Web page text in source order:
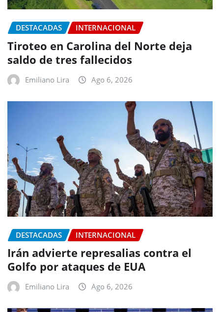
DESTACADAS INTERNACIONAL
Tiroteo en Carolina del Norte deja
saldo de tres fallecidos
Emiliano Lira Ago 6, 2026
DESTACADAS INTERNACIONAL
Irán advierte represalias contra el
Golfo por ataques de EUA
Emiliano Lira Ago 6, 2026